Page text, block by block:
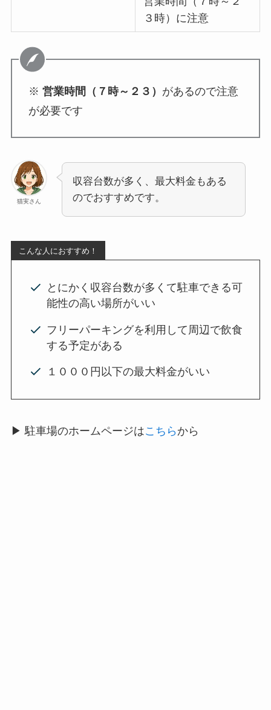
３時）に注意
※ 営業時間（７時～２３） があるので注意
が必要です
猫実さん
収容台数が多く、最大料金もある
のでおすすめです。
こんな人におすすめ！
とにかく収容台数が多くて駐車できる可
能性の高い場所がいい
フリーパーキングを利用して周辺で飲食
する予定がある
１０００円以下の最大料金がいい
▶ 駐車場のホームページはこちら から